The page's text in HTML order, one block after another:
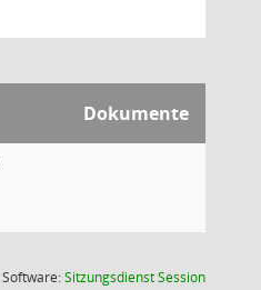
Dokumente
Software:SitzungsdienstSession(Wird in